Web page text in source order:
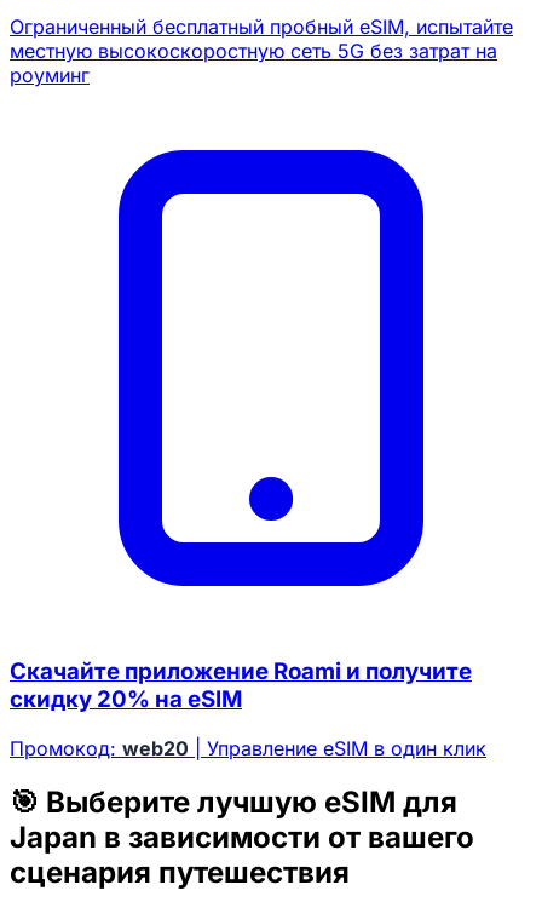
Ограниченный бесплатный пробный eSIM, испытайте
местную высокоскоростную сеть 5G без затрат на
роуминг
Скачайте приложение Roami и получите
скидку 20% на eSIM
Промокод: web20 | Управление eSIM в один клик
🎯 Выберите лучшую eSIM для
Japan в зависимости от вашего
сценария путешествия